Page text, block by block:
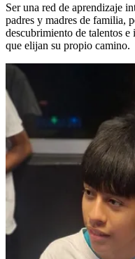
Ser una red de aprendizaje
padres y madres de familia,
descubrimiento de talentos
que elijan su propio camino.